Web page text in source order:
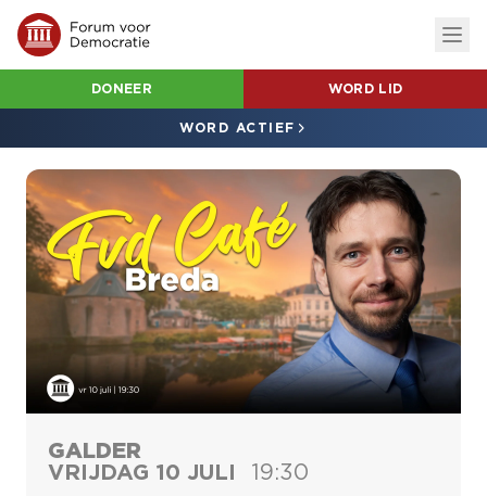
DONEER WORD LID
WORD ACTIEF
GALDER
VRIJDAG 10 JULI
19:30